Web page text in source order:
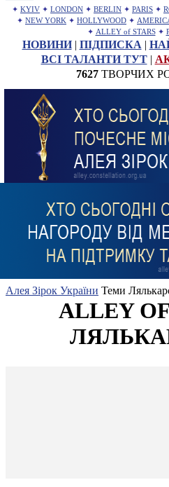
✦ KYIV ✦ LONDON ✦ BERLIN ✦ PARIS ✦
✦ NEW YORK ✦ HOLLYWOOD ✦
✦ ALLEY of STARS ✦
НОВИНИ| ПІДПИСКА |
ВСІ ТАЛАНТИ ТУТ|
7627ТВОРЧИХ
Алея Зірок України Теми
ALLEY